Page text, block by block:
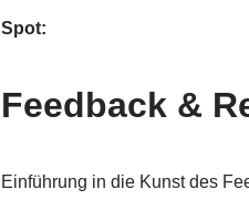
Spot:
Feedback &
Einführung in die Kunst des